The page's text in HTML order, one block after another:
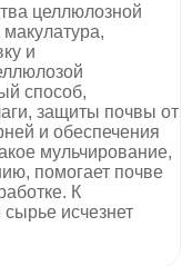
целлюлозной
и
способ,
защиты почвы от
и обеспечения
мульчирование,
помогает почве
К
исчезнет